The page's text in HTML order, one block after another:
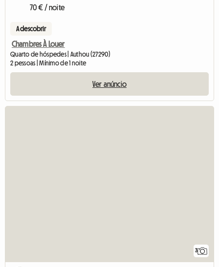
70 € / noite
A descobrir
Chambres À Louer
Quarto de hóspedes | Authou (27290)
2 pessoas | Mínimo de 1 noite
Ver anúncio
3